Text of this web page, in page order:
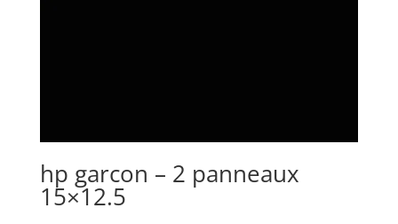
hp garcon – 2 panneaux
15×12.5